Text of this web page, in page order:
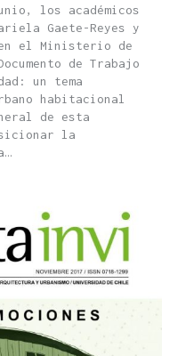
los académicos
Gaete-Reyes y
en el Ministerio de
de Trabajo
un tema
habitacional
de esta
la